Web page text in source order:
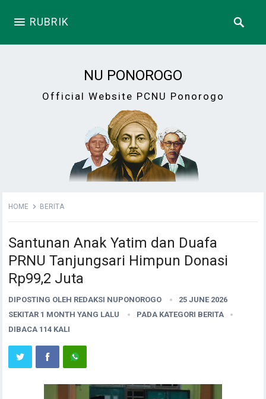
RUBRIK
NU PONOROGO
Official Website PCNU Ponorogo
HOME BERITA
Santunan Anak Yatim dan Duafa
PRNU Tanjungsari Himpun Donasi
Rp99,2 Juta
DIPOSTING OLEH REDAKSI NUPONOROGO
25 JUNE 2026
SEKITAR 1 MONTH YANG LALU
PADA KATEGORI BERITA
DIBACA 114 KALI